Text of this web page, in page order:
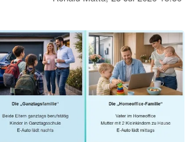
сверления, а
поколения обеспечивает
путей и балконов. Ниже
о функциях, времени